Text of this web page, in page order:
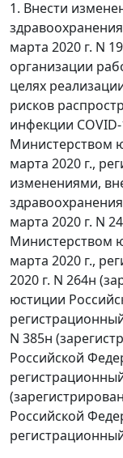
1. Внести
марта 2020 г. N
организации
целях
рисков
инфекции
Министерством
марта 2020 г.,
изменениями,
марта 2020 г. N
Министерством
марта 2020 г.,
2020 г. N 264н
юстиции
N 385н
Российской
Российской